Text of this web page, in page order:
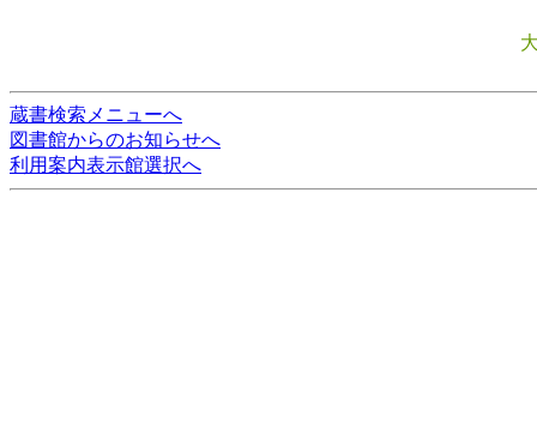
蔵書検索メニューへ
図書館からのお知らせへ
利用案内表示館選択へ